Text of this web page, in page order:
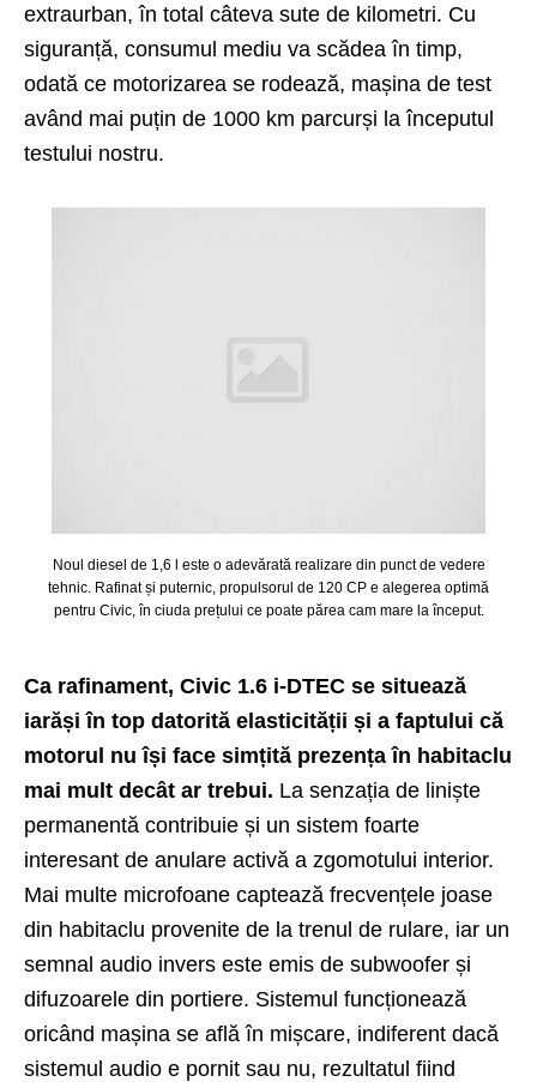
extraurban, în total câteva sute de kilometri. Cu
siguranță, consumul mediu va scădea în timp,
odată ce motorizarea se rodează, mașina de test
având mai puțin de 1000 km parcurși la începutul
testului nostru.
Noul diesel de 1,6 l este o adevărată realizare din punct de vedere
tehnic. Rafinat și puternic, propulsorul de 120 CP e alegerea optimă
pentru Civic, în ciuda prețului ce poate părea cam mare la început.
Ca rafinament, Civic 1.6 i-DTEC se situează
iarăși în top datorită elasticității și a faptului că
motorul nu își face simțită prezența în habitaclu
mai mult decât ar trebui. La senzația de liniște
permanentă contribuie și un sistem foarte
interesant de anulare activă a zgomotului interior.
Mai multe microfoane captează frecvențele joase
din habitaclu provenite de la trenul de rulare, iar un
semnal audio invers este emis de subwoofer și
difuzoarele din portiere. Sistemul funcționează
oricând mașina se află în mișcare, indiferent dacă
sistemul audio e pornit sau nu, rezultatul fiind